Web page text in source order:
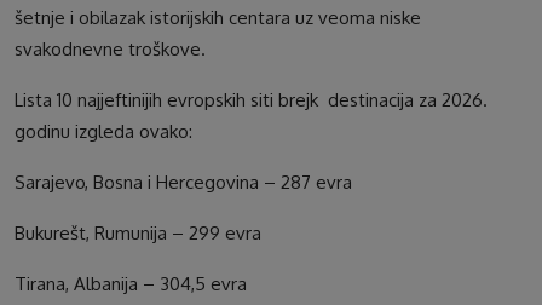
šetnje i obilazak istorijskih centara uz veoma niske
svakodnevne troškove.
Lista 10 najjeftinijih evropskih siti brejk destinacija za 2026.
godinu izgleda ovako:
Sarajevo, Bosna i Hercegovina – 287 evra
Bukurešt, Rumunija – 299 evra
Tirana, Albanija – 304,5 evra